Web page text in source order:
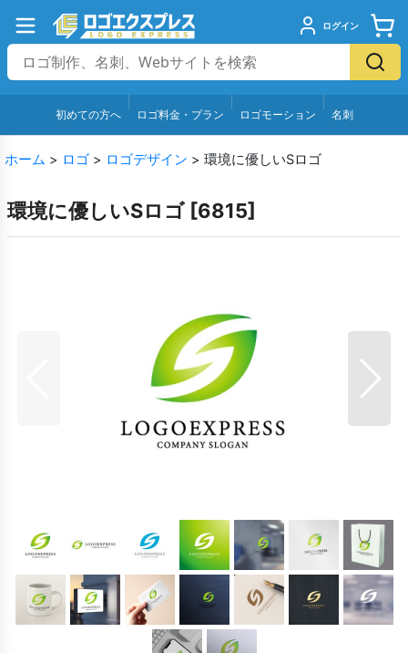
ログイン
初めての方へ ロゴ料金・プラン ロゴモーション 名刺
ホーム > ロゴ > ロゴデザイン > 環境に優しいSロゴ
環境に優しいSロゴ [6815]